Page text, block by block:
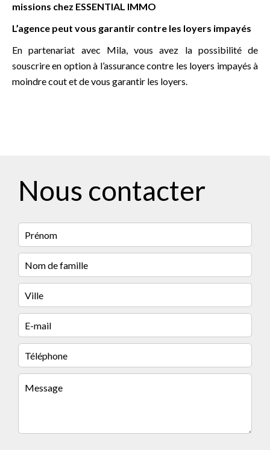
missions chez ESSENTIAL IMMO
L’agence peut vous garantir contre les loyers impayés
En partenariat avec Mila, vous avez la possibilité de
souscrire en option à l’assurance contre les loyers impayés à
moindre cout et de vous garantir les loyers.
Nous contacter